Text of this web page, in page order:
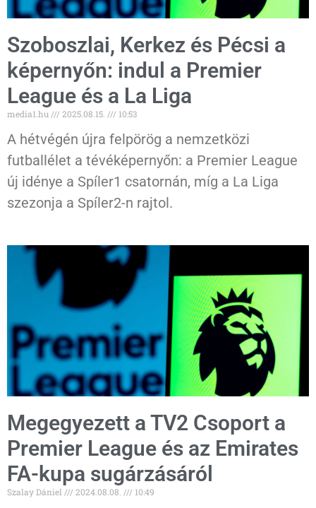
Szoboszlai, Kerkez és Pécsi a
képernyőn: indul a Premier
League és a La Liga
media1.hu 2025.08.15. 10:53
A hétvégén újra felpörög a nemzetközi
futballélet a tévéképernyőn: a Premier League
új idénye a Spíler1 csatornán, míg a La Liga
szezonja a Spíler2-n rajtol.
Megegyezett a TV2 Csoport a
Premier League és az Emirates
FA-kupa sugárzásáról
Szalay Dániel 2024.08.08. 10:49